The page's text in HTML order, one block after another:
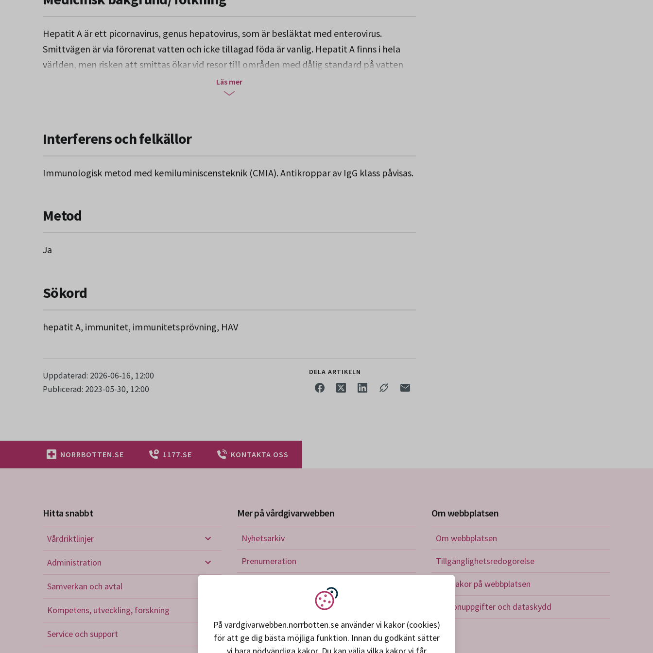
Hepatit A är ett picornavirus, genus hepatovirus, som är besläktat med enterovirus.
Smittvägen är via förorenat vatten och icke tillagad föda är vanlig. Hepatit A finns i hela
världen, men risken att smittas ökar vid resor till områden med dålig standard på vatten
skyddseffekt under 10-20 år.
För resenärer som kan behöva vaccin för både hepatit A och B, finns också ett
kombinationsvaccin tillgängligt.
Läs mer
Interferens och felkällor
Immunologisk metod med kemiluminiscensteknik (CMIA). Antikroppar av IgG klass påvisas.
Metod
Ja
Sökord
hepatit A, immunitet, immunitetsprövning, HAV
Uppdaterad: 2026-06-16, 12:00
Publicerad: 2023-05-30, 12:00
DELA ARTIKELN
NORRBOTTEN.SE 1177.SE KONTAKTA OSS
Hitta snabbt
Vårdriktlinjer
Vårdriktlinjer
Administration
Samverkan och avtal
Kompetens, utveckling, forskning
Service och support
Service och support
Mer på vårdgivarwebben
Nyhetsarkiv
Prenumeration
Om webbplatsen
Om webbplatsen
Tillgänglighetsredogörelse
Om kakor på webbplatsen
Personuppgifter och dataskydd
Vi använder kakor
På vardgivarwebben.norrbotten.se använder vi kakor (cookies)
för att ge dig bästa möjliga funktion. Innan du godkänt sätter